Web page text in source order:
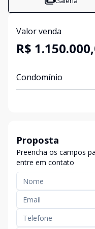
Valor venda
R$
Condomínio
Proposta
Preencha os campos
entre em contato